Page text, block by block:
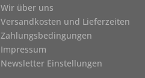
Wir über uns
Versandkosten und Lieferzeiten
Zahlungsbedingungen
Impressum
Newsletter Einstellungen